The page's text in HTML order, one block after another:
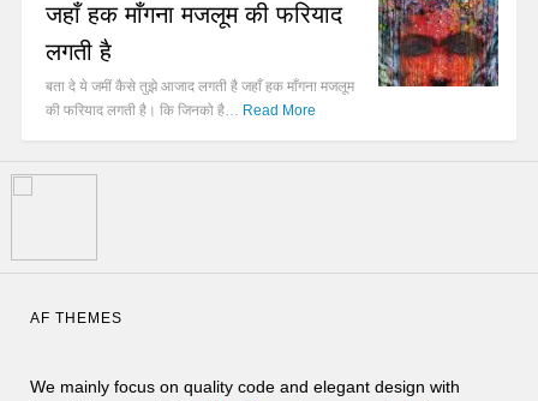
जहाँ हक माँगना मजलूम की फरियाद
लगती है
बता दे ये जमीं कैसे तुझे आजाद लगती है जहाँ हक माँगना मजलूम
की फरियाद लगती है। कि जिनको है… Read More
AF THEMES
We mainly focus on quality code and elegant design with